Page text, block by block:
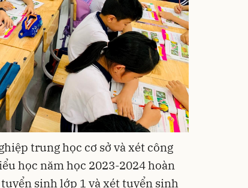
trung học cơ sở và xét công
học năm học 2023-2024 hoàn
sinh lớp 1 và xét tuyển sinh